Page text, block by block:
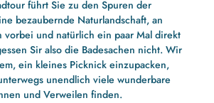
führt Sie zu den Spuren der
bezaubernde Naturlandschaft, an
vorbei und natürlich ein paar Mal direkt
Sir also die Badesachen nicht. Wir
ein kleines Picknick einzupacken,
unendlich viele wunderbare
und Verweilen finden.